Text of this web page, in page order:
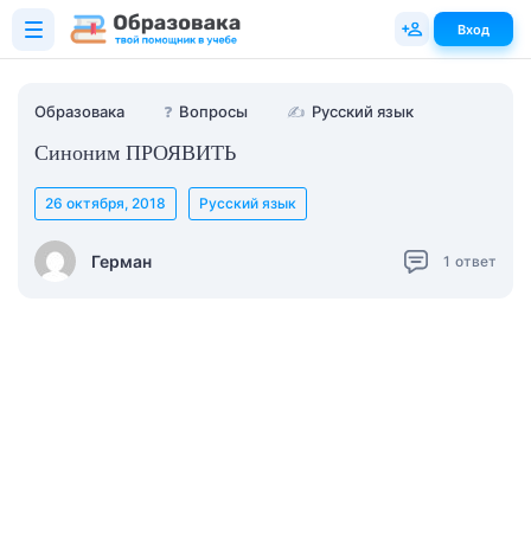
Образовака ❓ Вопросы ✍ Русский язык
Синоним ПРОЯВИТЬ
Герман
26 октября, 2018 Русский язык
1 ответ
Вход